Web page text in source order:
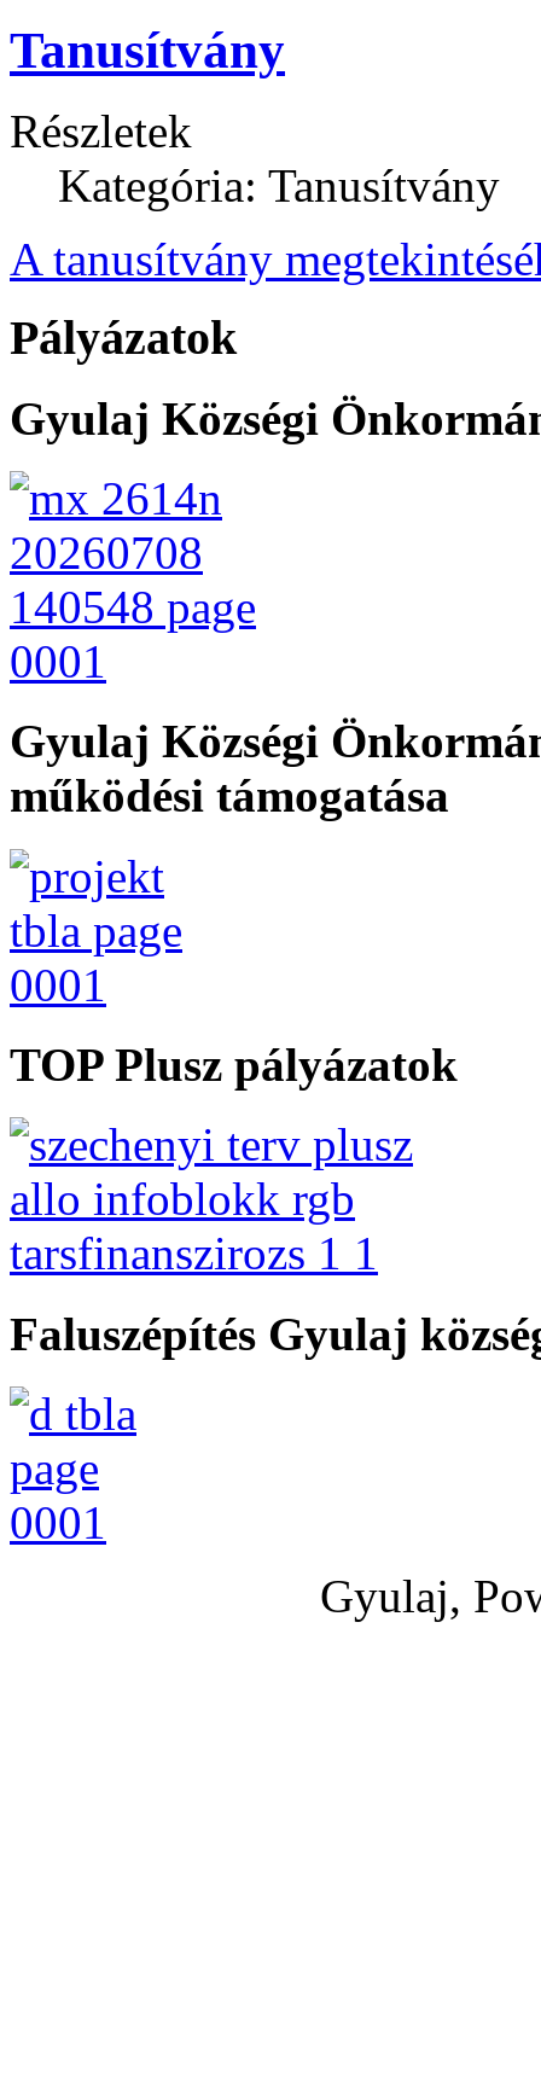
Tanusítvány
Részletek
Kategória: Tanusítvány
A tanusítvány
Pályázatok
Gyulaj Községi
Gyulaj Községi
működési támogatása
TOP Plusz pályázatok
Faluszépítés Gyulaj
Gyulaj,